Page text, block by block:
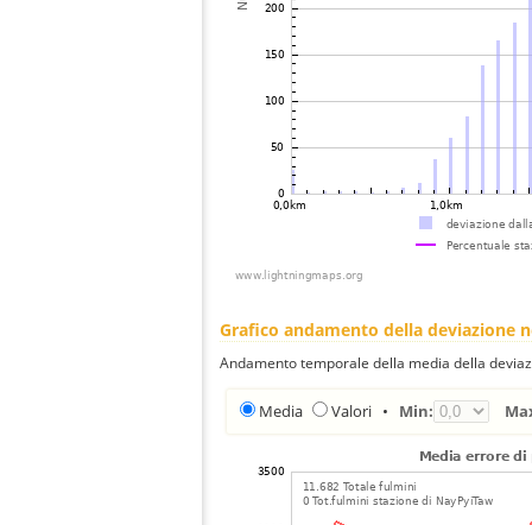
Grafico andamento della deviazione
Andamento temporale della media della
Media Valori • Min: